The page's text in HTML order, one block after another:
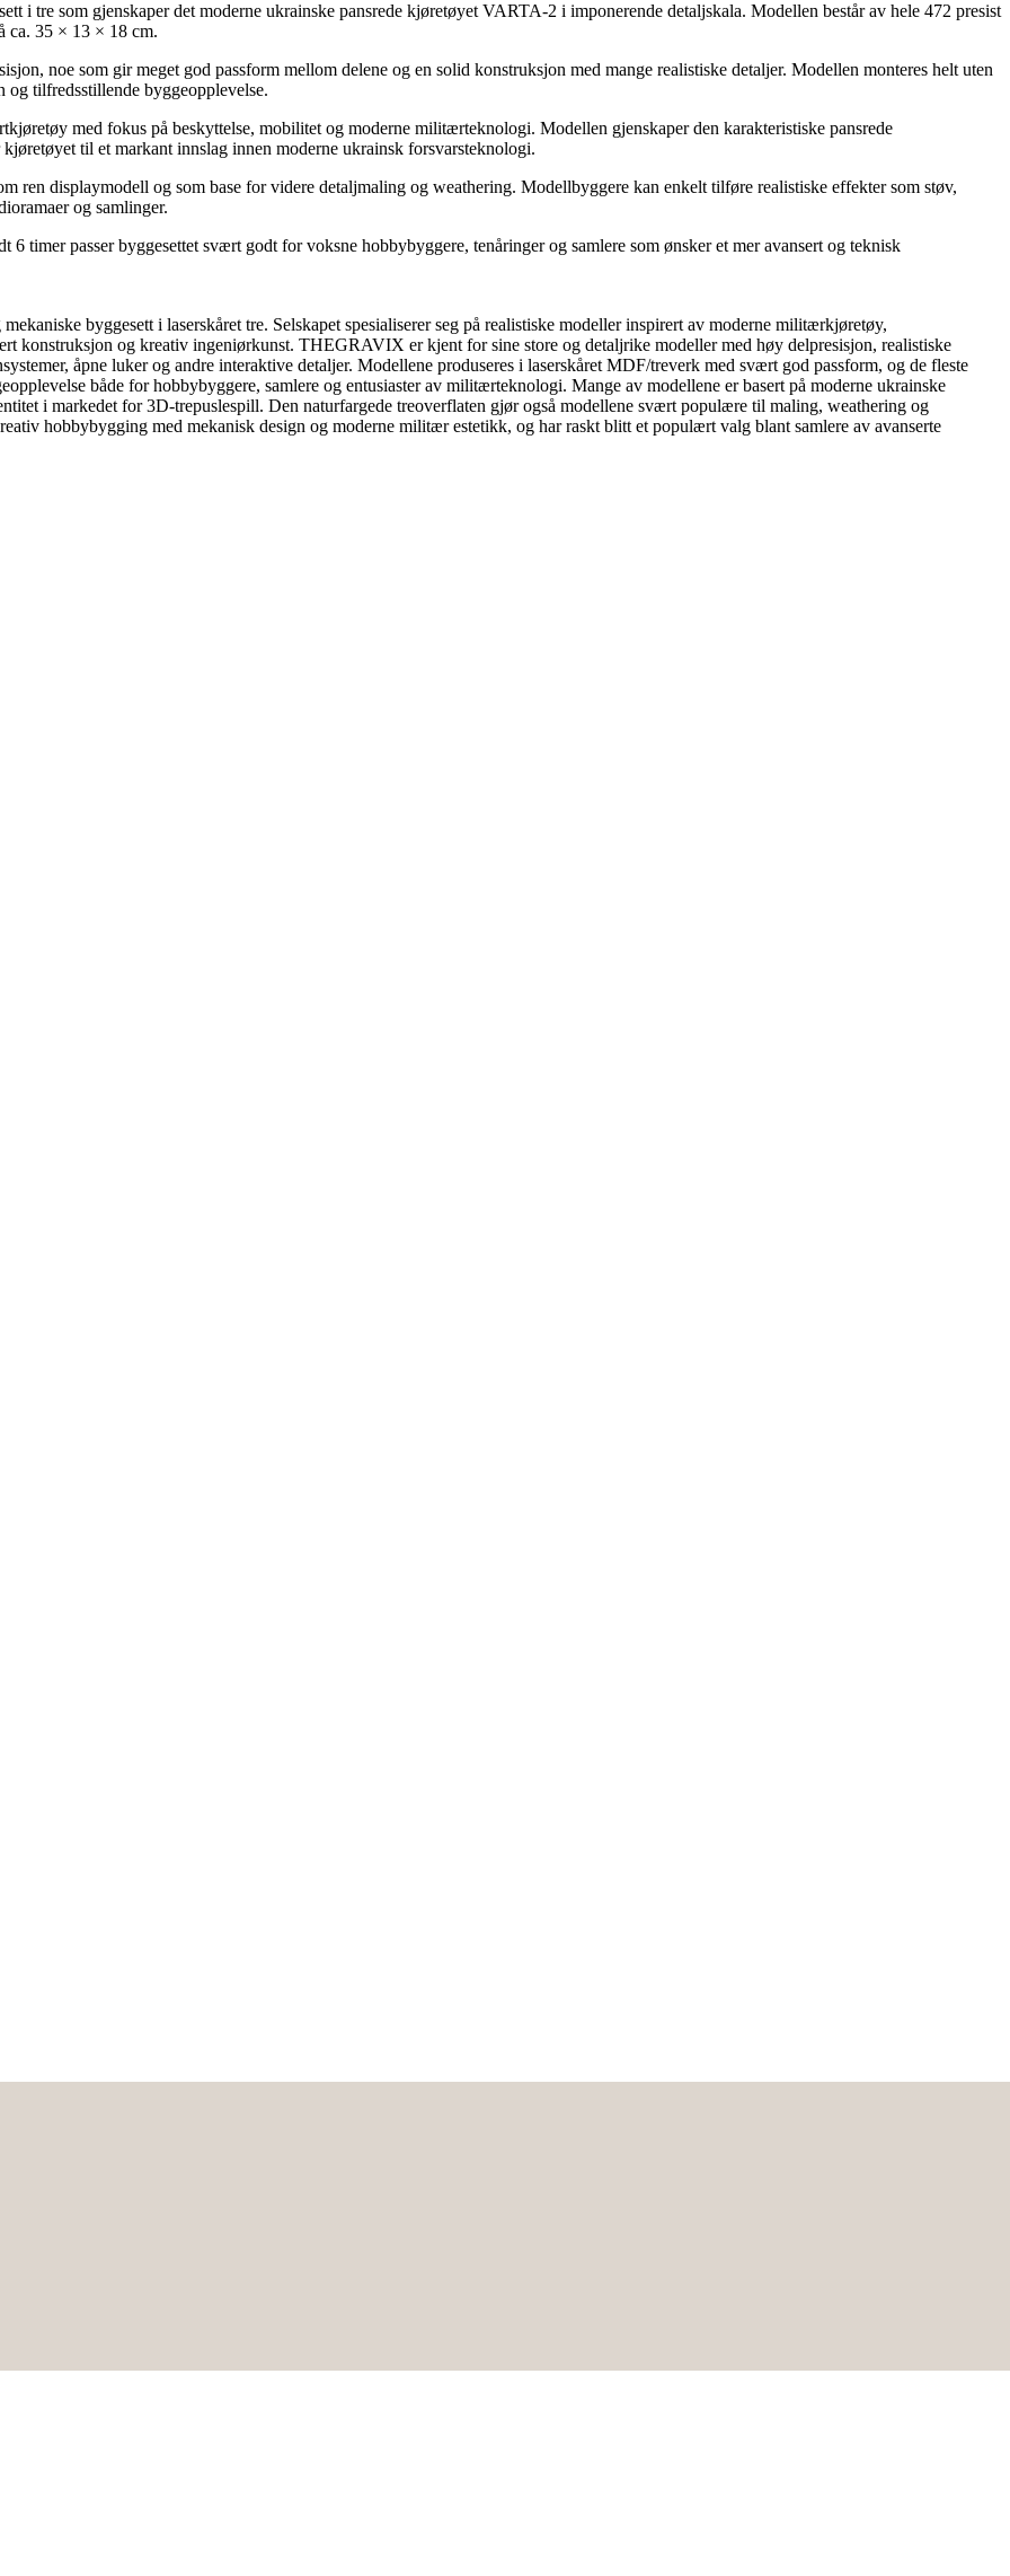
tre som gjenskaper det moderne ukrainske pansrede kjøretøyet VARTA-2 i imponerende detaljskala. Modellen består av hele 472 presist
ca. 35 × 13 × 18 cm.
noe som gir meget god passform mellom delene og en solid konstruksjon med mange realistiske detaljer. Modellen monteres helt uten
og tilfredsstillende byggeopplevelse.
med fokus på beskyttelse, mobilitet og moderne militærteknologi. Modellen gjenskaper den karakteristiske pansrede
til et markant innslag innen moderne ukrainsk forsvarsteknologi.
ren displaymodell og som base for videre detaljmaling og weathering. Modellbyggere kan enkelt tilføre realistiske effekter som støv,
og samlinger.
timer passer byggesettet svært godt for voksne hobbybyggere, tenåringer og samlere som ønsker et mer avansert og teknisk
byggesett i laserskåret tre. Selskapet spesialiserer seg på realistiske modeller inspirert av moderne militærkjøretøy,
konstruksjon og kreativ ingeniørkunst. THEGRAVIX er kjent for sine store og detaljrike modeller med høy delpresisjon, realistiske
åpne luker og andre interaktive detaljer. Modellene produseres i laserskåret MDF/treverk med svært god passform, og de fleste
både for hobbybyggere, samlere og entusiaster av militærteknologi. Mange av modellene er basert på moderne ukrainske
i markedet for 3D-trepuslespill. Den naturfargede treoverflaten gjør også modellene svært populære til maling, weathering og
hobbybygging med mekanisk design og moderne militær estetikk, og har raskt blitt et populært valg blant samlere av avanserte